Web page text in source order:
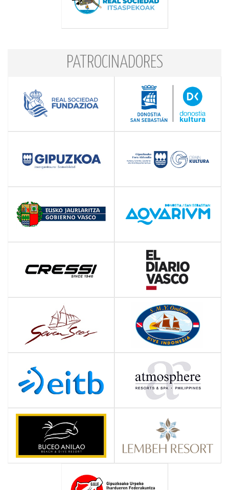
PATROCINADORES